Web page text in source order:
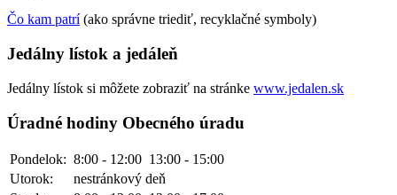
Čo kam patrí(ako správne triediť, recyklačné symboly)
Jedálny lístok a jedáleň
Jedálny lístok si môžete zobraziť na stránke www.jedalen.sk
Úradné hodiny Obecného úradu
Pondelok: 8:00 - 12:00 13:00 - 15:00
Utorok:
nestránkový deň